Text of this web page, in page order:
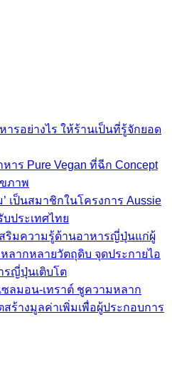
ารอย่างไร ให้ร้านเป็นที่รู้จักยอด
หาร Pure Vegan ที่ฉีก Concept
ภาพ
’ เป็นสมาชิกในโครงการ Aussie
บประเทศไทย
ริมความรู้ด้านอาหารญี่ปุ่นแก่ผู้
ลากหลายวัตถุดิบ จุดประกายไอ
รญี่ปุ่นเติบโต
ซลมอน-เทราต์ ชูความหลาก
ร้างมูลค่าเพิ่มเพื่อผู้ประกอบการ